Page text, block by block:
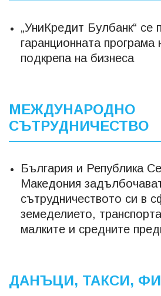
„УниКредит Булбанк“ се
гаранционната
подкрепа на бизнеса
МЕЖДУНАРОДНО
СЪТРУДНИЧЕСТВО
България и Република
Македония
сътрудничеството си в
земеделието,
малките и средните
ДАНЪЦИ, ТАКСИ,